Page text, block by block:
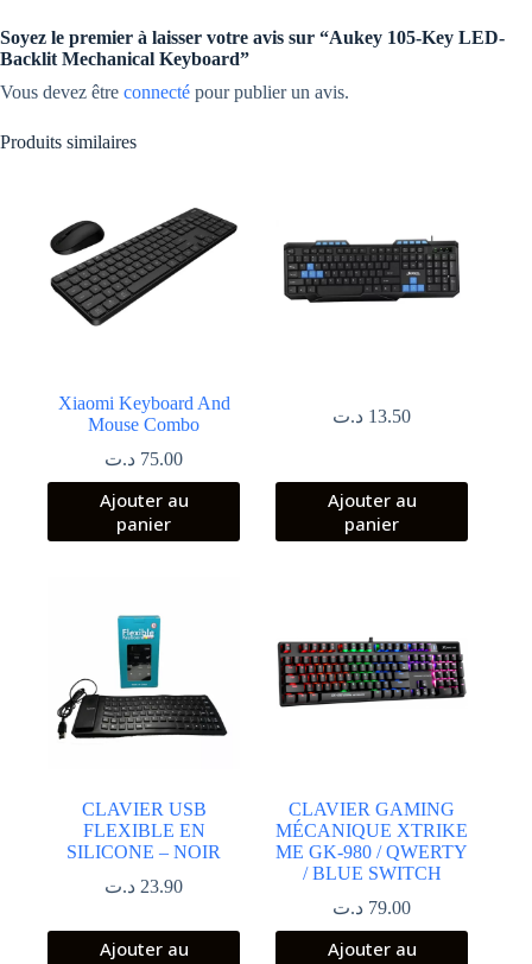
Soyez le premier à laisser votre avis sur “Aukey 105-Key LED-
Backlit Mechanical Keyboard”
Vous devez être connecté pour publier un avis.
Produits similaires
Xiaomi Keyboard And
Mouse Combo
75.00 د.ت
Ajouter au
panier
13.50 د.ت
Ajouter au
panier
CLAVIER USB
FLEXIBLE EN
SILICONE – NOIR
23.90 د.ت
Ajouter au
CLAVIER GAMING
MÉCANIQUE XTRIKE
ME GK-980 / QWERTY
/ BLUE SWITCH
79.00 د.ت
Ajouter au